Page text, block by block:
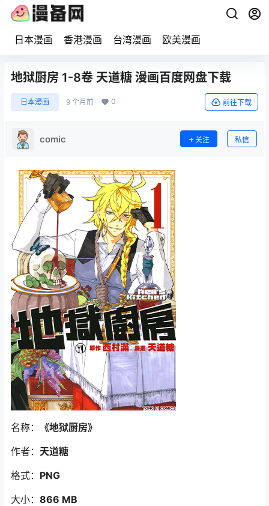
日本漫画 香港漫画 台湾漫画 欧美漫画
地狱厨房 1-8卷 天道糖 漫画百度网盘下载
日本漫画 9 个月前 0 前往下载
comic 关注 私信
名称： 《地狱厨房》
作者： 天道糖
格式： PNG
大小： 866 MB